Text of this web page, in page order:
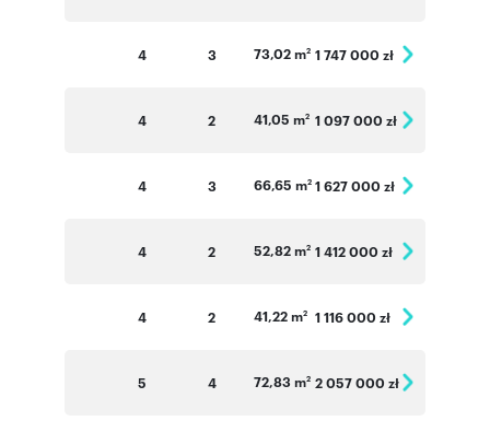
4 3 73,02 m2 1 747 000 zł
4 2 41,05 m2 1 097 000 zł
4 3 66,65 m2 1 627 000 zł
4 2 52,82 m2 1 412 000 zł
4 2 41,22 m2 1 116 000 zł
5 4 72,83 m2 2 057 000 zł